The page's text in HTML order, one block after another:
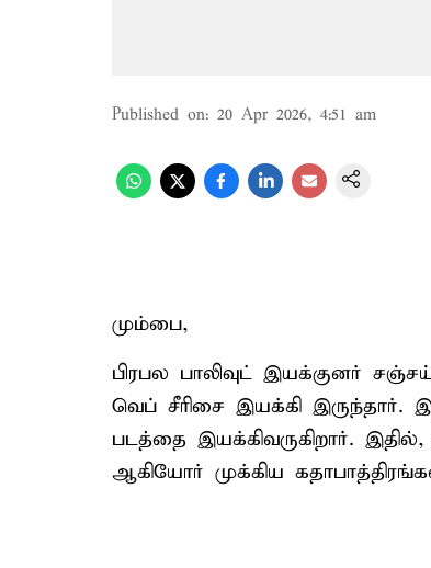
Published on: 20 Apr 2026, 4:51 am
மும்பை,
பிரபல பாலிவுட் இயக்குனர்
வெப் சீரிசை இயக்கி
படத்தை இயக்கிவருகிறார்.
ஆகியோர் முக்கிய